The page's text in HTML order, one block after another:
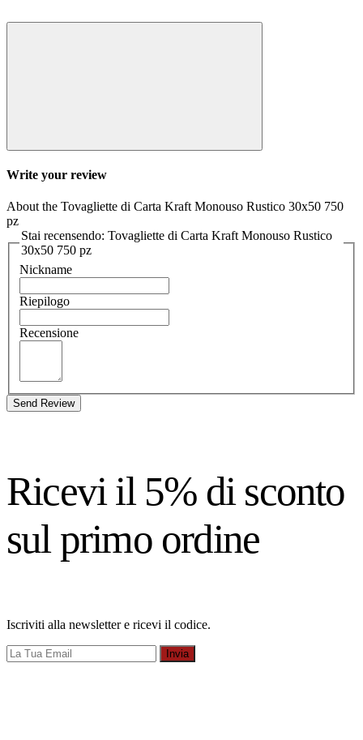
Write your review
About the Tovagliette di Carta Kraft Monouso Rustico 30x50 750
pz
Stai recensendo: Tovagliette di Carta Kraft Monouso Rustico
30x50 750 pz
Nickname
Riepilogo
Recensione
Send Review
Ricevi il 5% di sconto
sul primo ordine
Iscriviti alla newsletter e ricevi il codice.
Invia